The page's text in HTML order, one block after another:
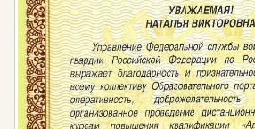
П.4 ч.4 Постановления
января 2022 г. № 45 «О
деятельности в области
источников ионизирующего
(генерирующих) (за
эти источники используются
деятельности)» предъявляет
лицензиатам (соискателям